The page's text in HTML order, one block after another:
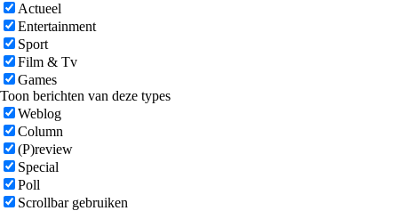
Actueel
Entertainment
Sport
Film & Tv
Games
Toon berichten van deze types
Weblog
Column
(P)review
Special
Poll
Scrollbar gebruiken